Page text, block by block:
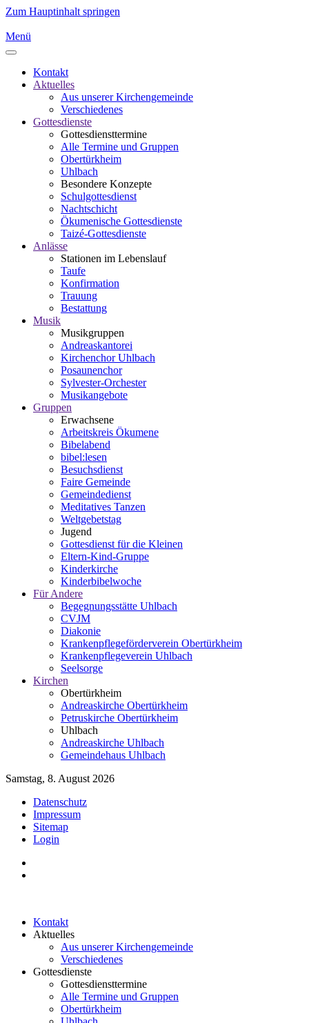
Zum Hauptinhalt springen
Menü
Kontakt
Aktuelles
Aus unserer Kirchengemeinde
Verschiedenes
Gottesdienste
Gottesdiensttermine
Alle Termine und Gruppen
Obertürkheim
Uhlbach
Besondere Konzepte
Schulgottesdienst
Nachtschicht
Ökumenische Gottesdienste
Taizé-Gottesdienste
Anlässe
Stationen im Lebenslauf
Taufe
Konfirmation
Trauung
Bestattung
Musik
Musikgruppen
Andreaskantorei
Kirchenchor Uhlbach
Posaunenchor
Sylvester-Orchester
Musikangebote
Gruppen
Erwachsene
Arbeitskreis Ökumene
Bibelabend
bibel:lesen
Besuchsdienst
Faire Gemeinde
Gemeindedienst
Meditatives Tanzen
Weltgebetstag
Jugend
Gottesdienst für die Kleinen
Eltern-Kind-Gruppe
Kinderkirche
Kinderbibelwoche
Für Andere
Begegnungsstätte Uhlbach
CVJM
Diakonie
Krankenpflegeförderverein Obertürkheim
Krankenpflegeverein Uhlbach
Seelsorge
Kirchen
Obertürkheim
Andreaskirche Obertürkheim
Petruskirche Obertürkheim
Uhlbach
Andreaskirche Uhlbach
Gemeindehaus Uhlbach
Samstag, 8. August 2026
Datenschutz
Impressum
Sitemap
Login
Kontakt
Aktuelles
Aus unserer Kirchengemeinde
Verschiedenes
Gottesdienste
Gottesdiensttermine
Alle Termine und Gruppen
Obertürkheim